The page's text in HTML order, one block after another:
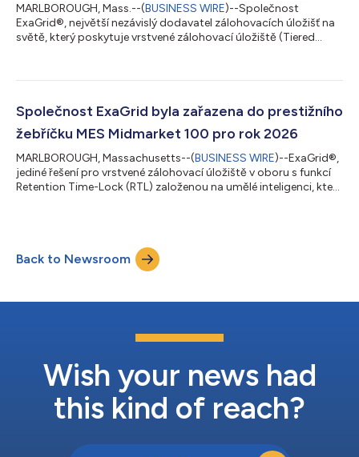
MARLBOROUGH, Mass.--(BUSINESS WIRE)--Společnost
ExaGrid®, největší nezávislý dodavatel zálohovacích úložišť na
světě, který poskytuje vrstvené zálohovací úložiště (Tiered
ransomwaru, dnes oznámila, že ve druhém čtvrtletí končícím
tržeb, přičemž ve srovnání s druhým čtvrtletím roku 2025
zaznamenala dvouciferný růst tržeb a stejně tak d...
Společnost ExaGrid byla zařazena do prestižního
žebříčku MES Midmarket 100 pro rok 2026
MARLBOROUGH, Massachusetts--(BUSINESS WIRE)--ExaGrid®,
jediné řešení pro vrstvené zálohovací úložiště v oboru s funkcí
Retention Time-Lock (RTL) založenou na umělé inteligenci, které
MES Computing, značka patřící pod The Channel Company,
zařadila ExaGrid do svého žebříčku „2026 MES Midmarket 100“.
Každoroční žebříček MES Mi...
Back to Newsroom
Wish your news had
this kind of reach?